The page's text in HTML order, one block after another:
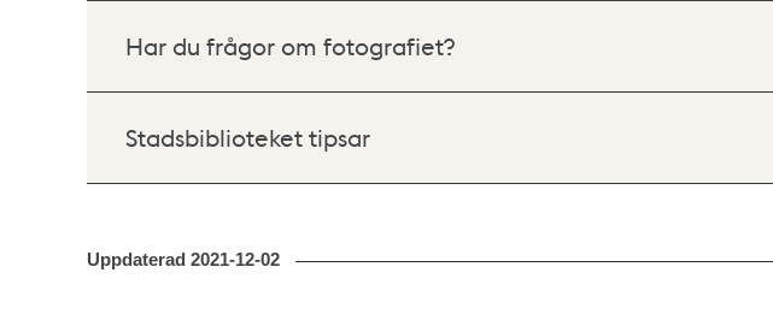
Har du frågor om fotografiet?
Stadsbiblioteket tipsar
Uppdaterad 2021-12-02